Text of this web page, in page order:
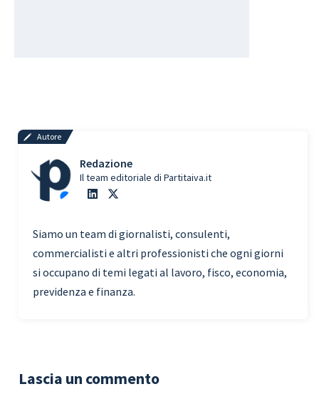
Autore
Redazione
Il team editoriale di Partitaiva.it
Siamo un team di giornalisti, consulenti,
commercialisti e altri professionisti che ogni giorni
si occupano di temi legati al lavoro, fisco, economia,
previdenza e finanza.
Lascia un commento